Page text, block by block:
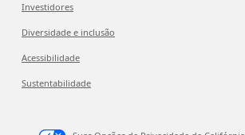
Investidores
Diversidade e inclusão
Acessibilidade
Sustentabilidade